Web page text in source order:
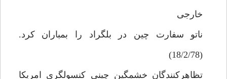
خارجى
ناتو سفارت چين در بلگراد را بمباران كرد.
(18/2/78)
تظاهركنندگان خشمگين چينى كنسولگرى امريكا